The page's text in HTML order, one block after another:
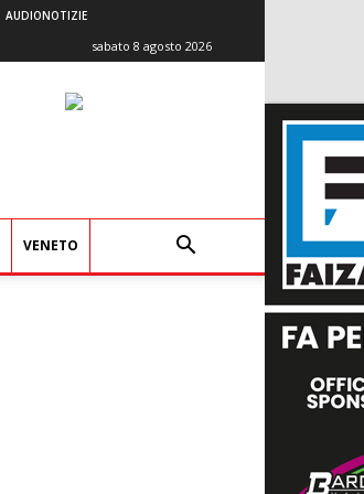
AUDIONOTIZIE
sabato 8 agosto 2026
VENETO